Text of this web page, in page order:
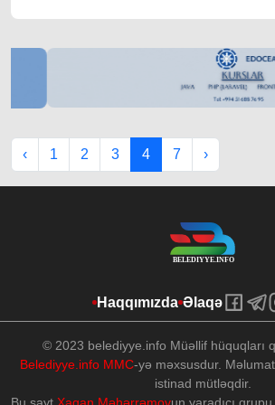
‹ 1 2 3 4 7 ›
Haqqımızda Əlaqə
© 2023 belediyye.info Müəllif hüquqları
Belediyye.info MMC-yə məxsusdur.
istinad mütləqdir.